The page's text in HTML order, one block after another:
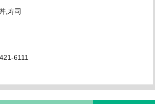
,寿司
6111